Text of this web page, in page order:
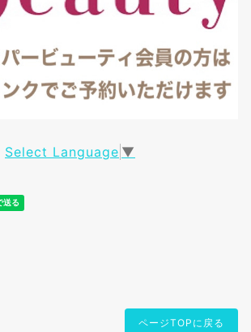
Select Language ▼
ページTOPに戻る